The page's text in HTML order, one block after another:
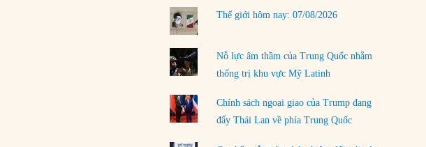
01/08/2026
Chiến lược kế tiếp của Bắc Kinh ở Biển Đông
31/07/2026
LOAD MORE
Thế giới hôm nay: 07/08/2026
Nỗ lực âm thầm của Trung Quốc nhằm
thống trị khu vực Mỹ Latinh
Chính sách ngoại giao của Trump đang
đẩy Thái Lan về phía Trung Quốc